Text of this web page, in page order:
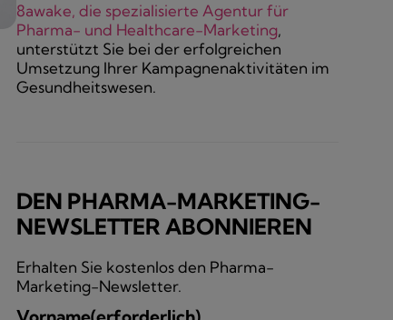
8awake, die spezialisierte Agentur für
Pharma- und Healthcare-Marketing,
unterstützt Sie bei der erfolgreichen
Umsetzung Ihrer Kampagnenaktivitäten im
Gesundheitswesen.
DEN PHARMA-MARKETING-
NEWSLETTER ABONNIEREN
Erhalten Sie kostenlos den Pharma-
Marketing-Newsletter.